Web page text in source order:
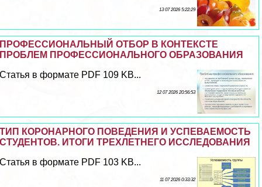
13 07 2026 5:22:29
ПРОФЕССИОНАЛЬНЫЙ ОТБОР В КОНТЕКСТЕ
ПРОБЛЕМ ПРОФЕССИОНАЛЬНОГО ОБРАЗОВАНИЯ
Статья в формате PDF 109 KB...
12 07 2026 20:56:53
ТИП КОРОНАРНОГО ПОВЕДЕНИЯ И УСПЕВАЕМОСТЬ
СТУДЕНТОВ. ИТОГИ ТРЕХЛЕТНЕГО ИССЛЕДОВАНИЯ
Статья в формате PDF 103 KB...
11 07 2026 0:33:32